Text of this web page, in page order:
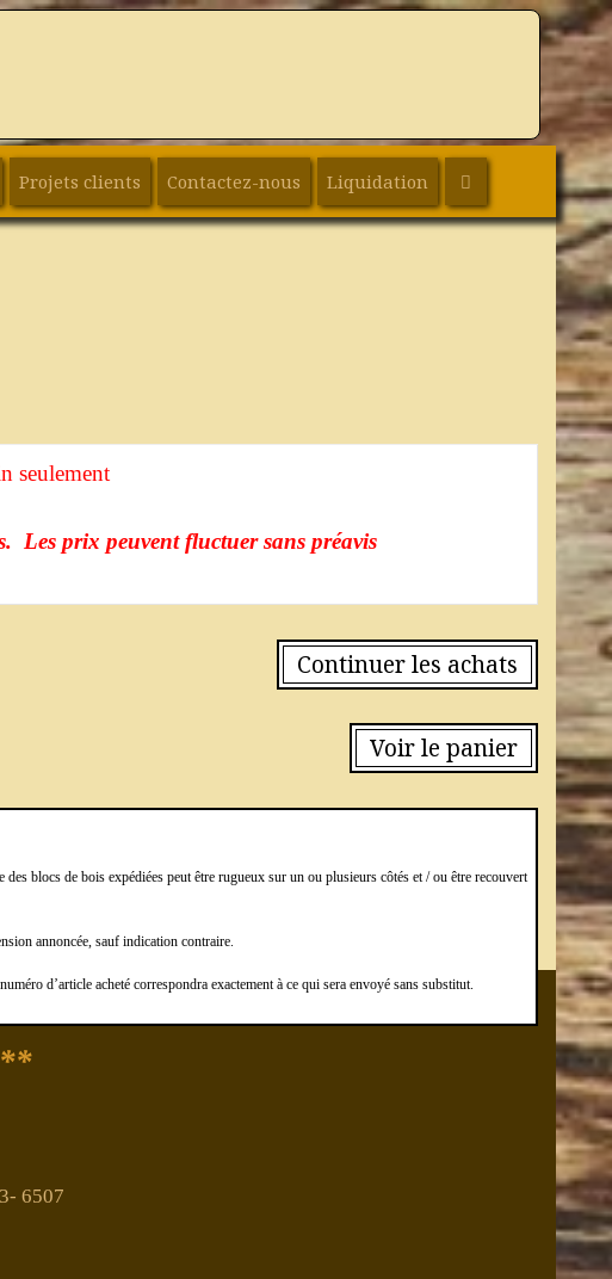
Projets clients Contactez-nous Liquidation
SEARCH
seulement
Les prix peuvent fluctuer sans préavis
Continuer les achats
Voir le panier
blocs de bois expédiées peut être rugueux sur un ou plusieurs côtés et / ou être recouvert
annoncée, sauf indication contraire.
d’article acheté correspondra exactement à ce qui sera envoyé sans substitut.
6507